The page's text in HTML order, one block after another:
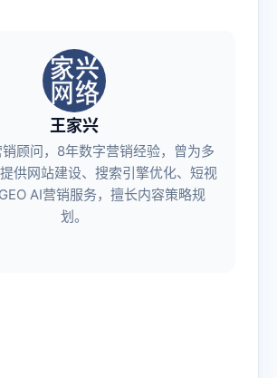
王家兴
顾问，8年数字营销经验，曾为多
供网站建设、搜索引擎优化、短视
AI营销服务，擅长内容策略规
划。